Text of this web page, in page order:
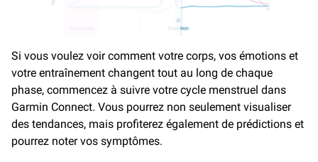
Si vous voulez voir comment votre corps, vos émotions et
votre entraînement changent tout au long de chaque
phase, commencez à suivre votre cycle menstruel dans
Garmin Connect. Vous pourrez non seulement visualiser
des tendances, mais profiterez également de prédictions et
pourrez noter vos symptômes.